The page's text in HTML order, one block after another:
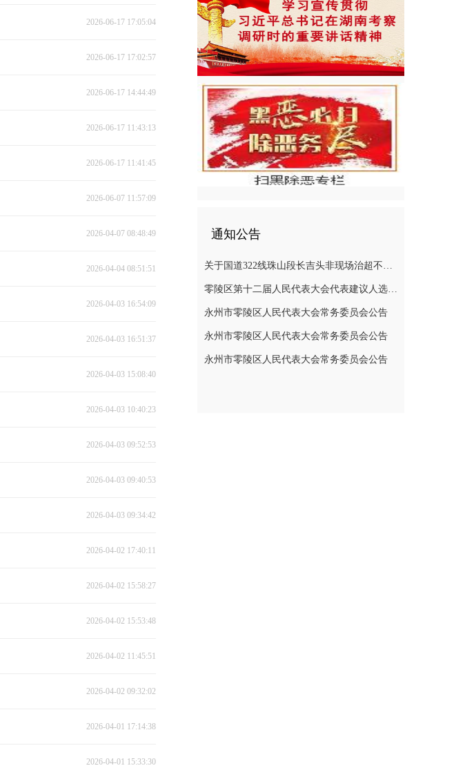
2026-06-17 17:05:04
2026-06-17 17:02:57
2026-06-17 14:44:49
2026-06-17 11:43:13
2026-06-17 11:41:45
2026-06-07 11:57:09
2026-04-07 08:48:49
2026-04-04 08:51:51
2026-04-03 16:54:09
2026-04-03 16:51:37
2026-04-03 15:08:40
2026-04-03 10:40:23
2026-04-03 09:52:53
2026-04-03 09:40:53
2026-04-03 09:34:42
2026-04-02 17:40:11
2026-04-02 15:58:27
2026-04-02 15:53:48
2026-04-02 11:45:51
2026-04-02 09:32:02
2026-04-01 17:14:38
2026-04-01 15:33:30
通知公告
关于国道322线珠山段长吉头非现场治超不停车检测系统维修半封闭道路施工的通告
零陵区第十二届人民代表大会代表建议人选公示公告
永州市零陵区人民代表大会常务委员会公告
永州市零陵区人民代表大会常务委员会公告
永州市零陵区人民代表大会常务委员会公告